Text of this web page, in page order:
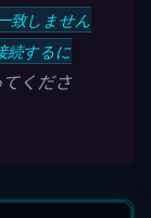
しません
するに
くださ